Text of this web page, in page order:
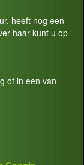
heeft nog een
haar kunt u op
of in een van